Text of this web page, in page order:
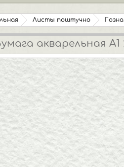
Листы поштучно
акварельная А1